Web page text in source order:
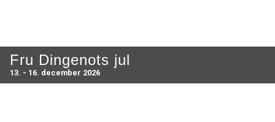
Fru Dingenots jul
13. - 16. december 2026